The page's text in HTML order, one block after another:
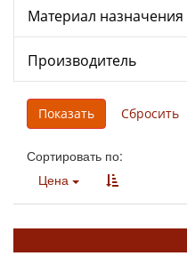
Материал назначения
Производитель
Сортировать по:
Цена